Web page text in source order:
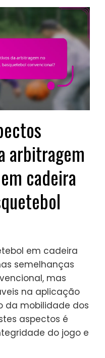
arbitragem
cadeira
em cadeira
semelhanças
mas
na aplicação
da mobilidade dos
aspectos é
do jogo e